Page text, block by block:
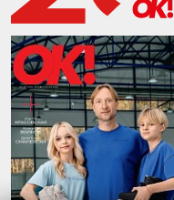
20 июня на
архитектуры и
состоялась
сезона
ярких и
британской